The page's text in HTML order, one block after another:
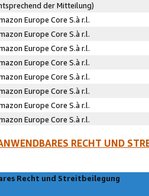
der Mitteilung)
Europe Core S.à r.l.
Europe Core S.à r.l.
Europe Core S.à r.l.
Europe Core S.à r.l.
Europe Core S.à r.l.
Europe Core S.à r.l.
Europe Core S.à r.l.
Europe Core S.à r.l.
RECHT UND
Recht und Streitbeilegung